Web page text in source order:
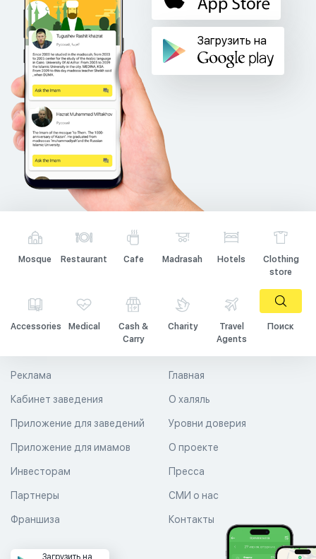
Загрузить на
Mosque Restaurant Cafe Madrasah Hotels
Clothing
store
Accessories Medical
Cash &
Carry
Charity
Travel
Agents
Поиск
Главная
О халяль
Уровни доверия
Реклама
Кабинет заведения
Приложение для заведений
Приложение для имамов О проекте
Пресса
СМИ о нас
Контакты
Инвесторам
Партнеры
Франшиза
Загрузить на